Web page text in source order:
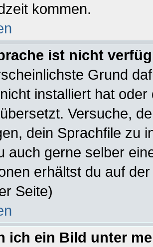
kommen.
ist nicht
Grund
installiert hat
Versuche,
dein Sprachfile zu
auch gerne selber
erhältst du auf
Seite)
ich ein Bild unter